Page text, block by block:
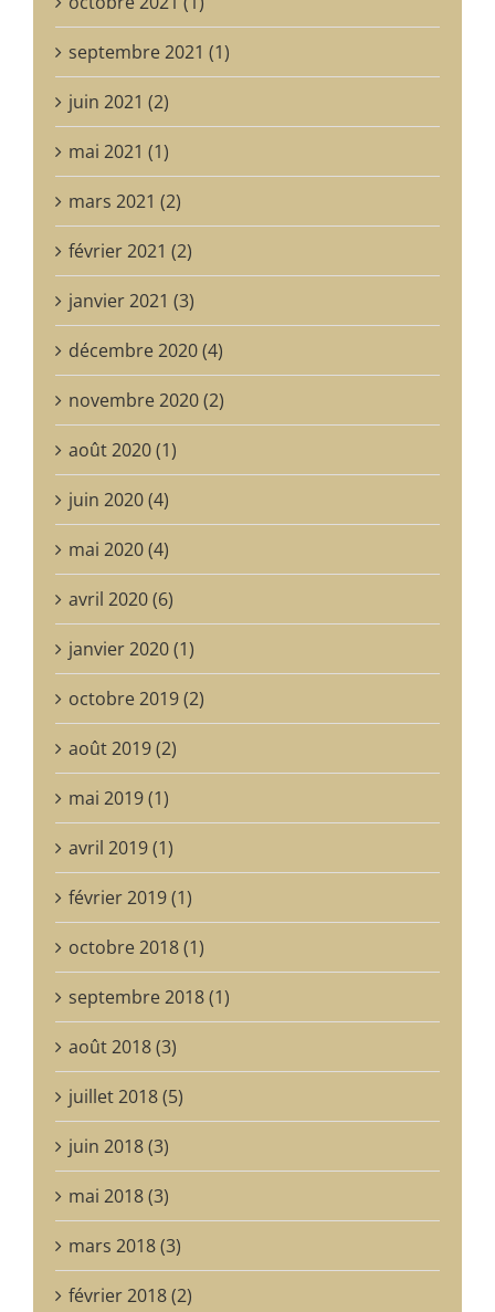
septembre 2021 (1)
juin 2021 (2)
mai 2021 (1)
mars 2021 (2)
février 2021 (2)
janvier 2021 (3)
décembre 2020 (4)
novembre 2020 (2)
août 2020 (1)
juin 2020 (4)
mai 2020 (4)
avril 2020 (6)
janvier 2020 (1)
octobre 2019 (2)
août 2019 (2)
mai 2019 (1)
avril 2019 (1)
février 2019 (1)
octobre 2018 (1)
septembre 2018 (1)
août 2018 (3)
juillet 2018 (5)
juin 2018 (3)
mai 2018 (3)
mars 2018 (3)
février 2018 (2)